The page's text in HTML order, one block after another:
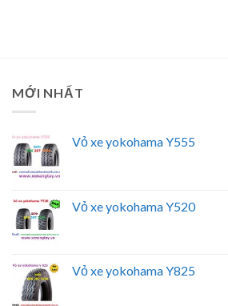
MỚI NHẤT
Vỏ xe yokohama Y555
Vỏ xe yokohama Y520
Vỏ xe yokohama Y825